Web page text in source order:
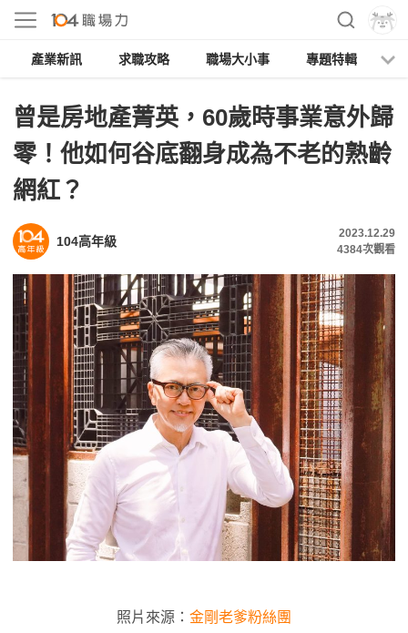
產業新訊 求職攻略 職場大小事 專題特輯
曾是房地產菁英，60歲時事業意外歸
零！他如何谷底翻身成為不老的熟齡
網紅？
104高年級
2023.12.29
4384次觀看
照片來源： 金剛老爹粉絲團